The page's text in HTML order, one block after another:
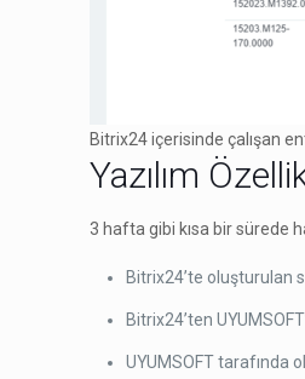
Bitrix24 içerisinde çalışan
Yazılım
3 hafta gibi kısa bir sürede
Bitrix24’te oluşturulan
Bitrix24’ten
UYUMSOFT tarafında